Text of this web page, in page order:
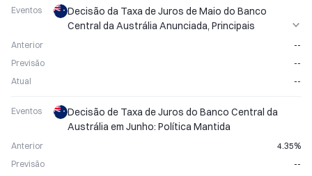
Eventos
Decisão da Taxa de Juros de Maio do Banco
Central da Austrália Anunciada, Principais
Anterior
--
Previsão
--
Atual
--
Eventos
Decisão de Taxa de Juros do Banco Central da
Austrália em Junho: Política Mantida
Anterior
4.35%
Previsão
--